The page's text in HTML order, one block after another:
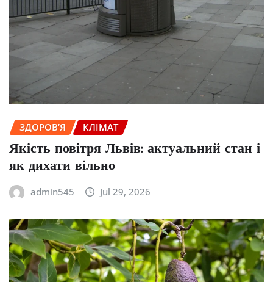
ЗДОРОВ’Я КЛІМАТ
Якість повітря Львів: актуальний стан і
як дихати вільно
admin545 Jul 29, 2026